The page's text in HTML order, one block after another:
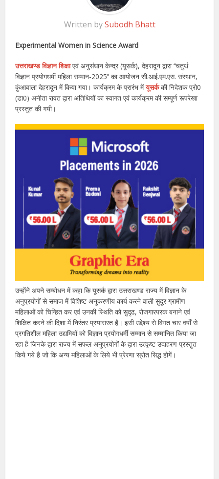
Written bySubodh Bhatt
Experimental Women in Science Award
उत्तराखण्ड विज्ञान शिक्षाएवं अनुसंधान केन्द्र (यूसर्क), देहरादून द्वारा ‘‘चतुर्थ
विज्ञान प्रयोगधर्मी महिला सम्मान-2025’’ का आयोजन सी.आई.एम.एस. संस्थान,
कुंआवाला देहरादून में किया गया। कार्यक्रम के प्रारंभ मेंयूसर्ककी निदेशक प्रो0
(डा0) अनीता रावत द्वारा अतिथियों का स्वागत एवं कार्यक्रम की सम्पूर्ण रूपरेखा
प्रस्तुत की गयी।
उन्होंने अपने सम्बोधन में कहा कि यूसर्क द्वारा उत्तराखण्ड राज्य में विज्ञान के
अनुप्रयोगों से समाज में विशिष्ट अनुकरणीय कार्य करने वाली सुदूर ग्रामीण
महिलाओं को चिन्हित कर एवं उनकी स्थिति को सुदृढ, रोजगारपरक बनाने एवं
शिक्षित करने की दिशा में निरंतर प्रयासरत है। इसी उद्देश्य से विगत चार वर्षों से
प्रगतिशील महिला उद्यमियों को विज्ञान प्रयोगधर्मी सम्मान से सम्मानित किया जा
रहा है जिनके द्वारा राज्य में सफल अनुप्रयोगों के द्वारा उत्कृष्ट उदाहरण प्रस्तुत
किये गये है जो कि अन्य महिलाओं के लिये भी प्रेरणा स्रोत सिद्ध होगें।